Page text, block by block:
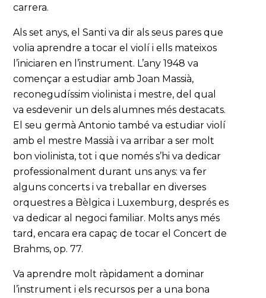
carrera.
Als set anys, el Santi va dir als seus pares que
volia aprendre a tocar el violí i ells mateixos
l’iniciaren en l’instrument. L’any 1948 va
començar a estudiar amb Joan Massià,
reconegudíssim violinista i mestre, del qual
va esdevenir un dels alumnes més destacats.
El seu germà Antonio també va estudiar violí
amb el mestre Massià i va arribar a ser molt
bon violinista, tot i que només s’hi va dedicar
professionalment durant uns anys: va fer
alguns concerts i va treballar en diverses
orquestres a Bèlgica i Luxemburg, després es
va dedicar al negoci familiar. Molts anys més
tard, encara era capaç de tocar el Concert de
Brahms, op. 77.
Va aprendre molt ràpidament a dominar
l’instrument i els recursos per a una bona